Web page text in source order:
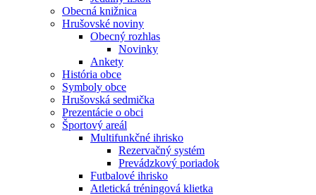
Obecná knižnica
Hrušovské noviny
Obecný rozhlas
Novinky
Ankety
História obce
Symboly obce
Hrušovská sedmička
Prezentácie o obci
Športový areál
Multifunkčné ihrisko
Rezervačný systém
Prevádzkový poriadok
Futbalové ihrisko
Atletická tréningová klietka